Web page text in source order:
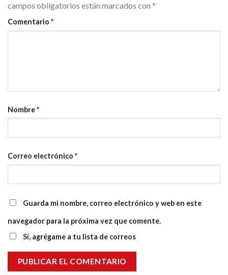
campos obligatorios están marcados con *
Comentario *
Nombre*
Correo electrónico *
Guarda mi nombre, correo electrónico y web en este
navegador para la próxima vez que comente.
Sí, agrégame a tu lista de correos